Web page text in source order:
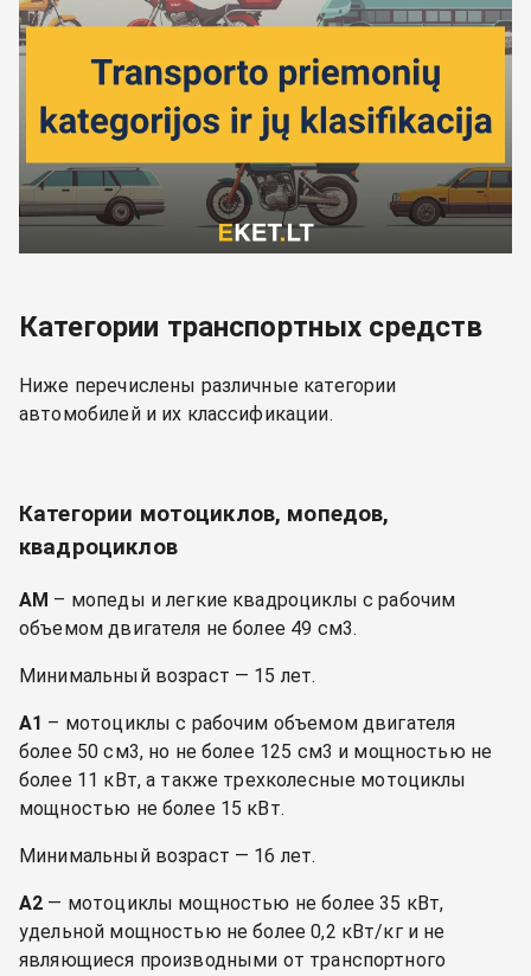
Категории транспортных средств
Ниже перечислены различные категории
автомобилей и их классификации.
Категории мотоциклов, мопедов,
квадроциклов
АМ – мопеды и легкие квадроциклы с рабочим
объемом двигателя не более 49 см3.
Минимальный возраст — 15 лет.
А1 – мотоциклы с рабочим объемом двигателя
более 50 см3, но не более 125 см3 и мощностью не
более 11 кВт, а также трехколесные мотоциклы
мощностью не более 15 кВт.
Минимальный возраст — 16 лет.
А2 — мотоциклы мощностью не более 35 кВт,
удельной мощностью не более 0,2 кВт/кг и не
являющиеся производными от транспортного